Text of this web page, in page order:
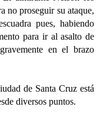
no proseguir su ataque,
pues, habiendo
para ir al asalto de
en el brazo
Santa Cruz está
diversos puntos.